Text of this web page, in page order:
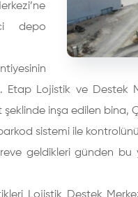
depo
Lojistik ve Destek
inşa edilen bina,
sistemi ile
geldikleri günden